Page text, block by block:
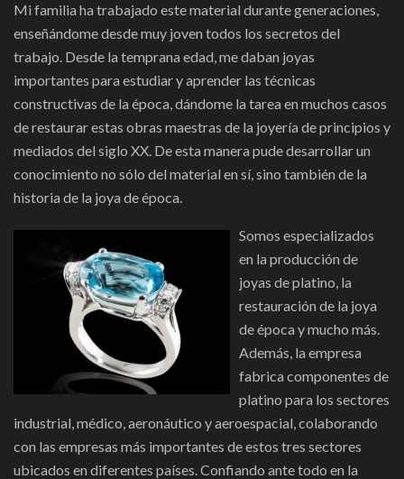
Mi familia ha trabajado este material durante generaciones,
enseñándome desde muy joven todos los secretos del
trabajo. Desde la temprana edad, me daban joyas
importantes para estudiar y aprender las técnicas
constructivas de la época, dándome la tarea en muchos casos
de restaurar estas obras maestras de la joyería de principios y
mediados del siglo XX. De esta manera pude desarrollar un
conocimiento no sólo del material en sí, sino también de la
historia de la joya de época.
Somos especializados
en la producción de
joyas de platino, la
restauración de la joya
de época y mucho más.
Además, la empresa
fabrica componentes de
platino para los sectores
industrial, médico, aeronáutico y aeroespacial, colaborando
con las empresas más importantes de estos tres sectores
ubicados en diferentes países. Confiando ante todo en la